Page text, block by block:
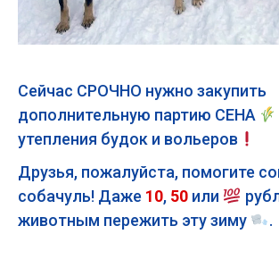
Сейчас СРОЧНО нужно закупить
дополнительную партию СЕНА
утепления будок и вольеров
Друзья, пожалуйста, помогите
собачуль! Даже 10, 50 или
животным пережить эту зиму
.